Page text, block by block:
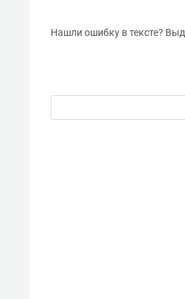
Нашли ошибку в тексте?